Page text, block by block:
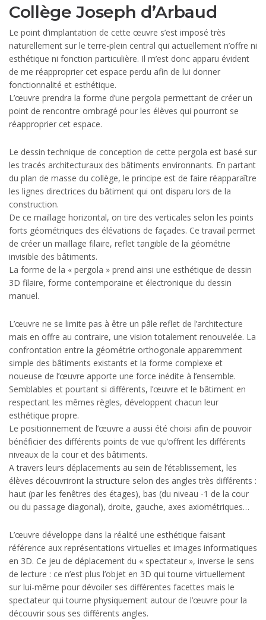
Collège Joseph d’Arbaud
Le point d’implantation de cette œuvre s’est imposé très
naturellement sur le terre-plein central qui actuellement n’offre ni
esthétique ni fonction particulière. Il m’est donc apparu évident
de me réapproprier cet espace perdu afin de lui donner
fonctionnalité et esthétique.
L’œuvre prendra la forme d’une pergola permettant de créer un
point de rencontre ombragé pour les élèves qui pourront se
réapproprier cet espace.
Le dessin technique de conception de cette pergola est basé sur
les tracés architecturaux des bâtiments environnants. En partant
du plan de masse du collège, le principe est de faire réapparaître
les lignes directrices du bâtiment qui ont disparu lors de la
construction.
De ce maillage horizontal, on tire des verticales selon les points
forts géométriques des élévations de façades. Ce travail permet
de créer un maillage filaire, reflet tangible de la géométrie
invisible des bâtiments.
La forme de la « pergola » prend ainsi une esthétique de dessin
3D filaire, forme contemporaine et électronique du dessin
manuel.
L’œuvre ne se limite pas à être un pâle reflet de l’architecture
mais en offre au contraire, une vision totalement renouvelée. La
confrontation entre la géométrie orthogonale apparemment
simple des bâtiments existants et la forme complexe et
noueuse de l’œuvre apporte une force inédite à l’ensemble.
Semblables et pourtant si différents, l’œuvre et le bâtiment en
respectant les mêmes règles, développent chacun leur
esthétique propre.
Le positionnement de l’œuvre a aussi été choisi afin de pouvoir
bénéficier des différents points de vue qu’offrent les différents
niveaux de la cour et des bâtiments.
A travers leurs déplacements au sein de l’établissement, les
élèves découvriront la structure selon des angles très différents :
haut (par les fenêtres des étages), bas (du niveau -1 de la cour
ou du passage diagonal), droite, gauche, axes axiométriques…
L’œuvre développe dans la réalité une esthétique faisant
référence aux représentations virtuelles et images informatiques
en 3D. Ce jeu de déplacement du « spectateur », inverse le sens
de lecture : ce n’est plus l’objet en 3D qui tourne virtuellement
sur lui-même pour dévoiler ses différentes facettes mais le
spectateur qui tourne physiquement autour de l’œuvre pour la
découvrir sous ses différents angles.